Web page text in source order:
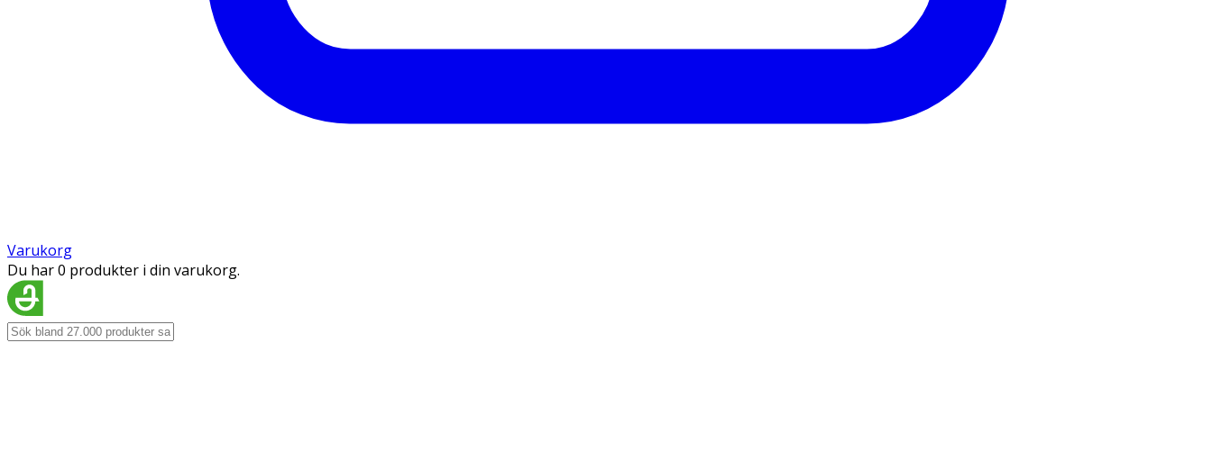
Varukorg
Du har 0 produkter i din varukorg.